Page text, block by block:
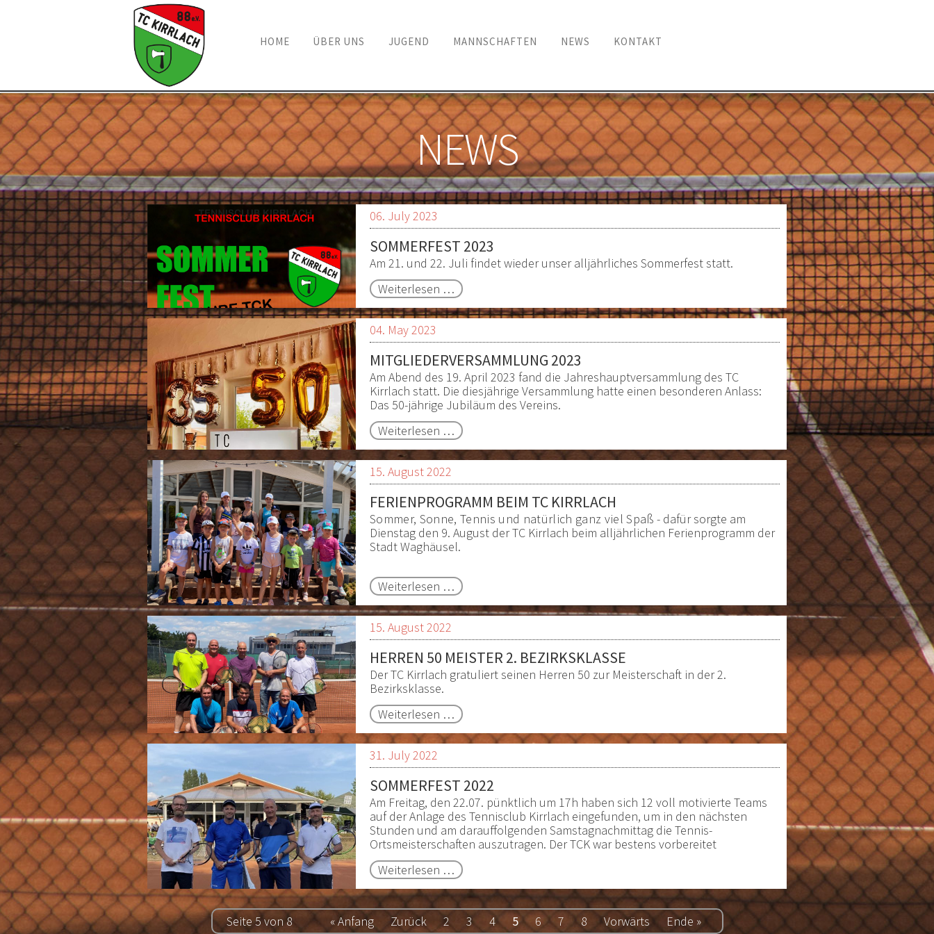
Navigation
HOME ÜBER UNS JUGEND MANNSCHAFTEN NEWS KONTAKT
NEWS
06. July 2023
SOMMERFEST 2023
Am 21. und 22. Juli findet wieder unser alljährliches Sommerfest statt.
Weiterlesen … Sommerfest
2023
04. May 2023
MITGLIEDERVERSAMMLUNG 2023
Am Abend des 19. April 2023 fand die Jahreshauptversammlung des TC
Kirrlach statt. Die diesjährige Versammlung hatte einen besonderen Anlass:
Das 50-jährige Jubiläum des Vereins.
Weiterlesen … Mitgliederversammlung
2023
15. August 2022
FERIENPROGRAMM BEIM TC KIRRLACH
Sommer, Sonne, Tennis und natürlich ganz viel Spaß - dafür sorgte am
Dienstag den 9. August der TC Kirrlach beim alljährlichen Ferienprogramm der
Stadt Waghäusel.
Weiterlesen … Ferienprogramm
beim
TC
Kirrlach
15. August 2022
HERREN 50 MEISTER 2. BEZIRKSKLASSE
Der TC Kirrlach gratuliert seinen Herren 50 zur Meisterschaft in der 2.
Bezirksklasse.
Weiterlesen … Herren
50
Meister
2.
Bezirksklasse
31. July 2022
SOMMERFEST 2022
Am Freitag, den 22.07. pünktlich um 17h haben sich 12 voll motivierte Teams
auf der Anlage des Tennisclub Kirrlach eingefunden, um in den nächsten
Stunden und am darauffolgenden Samstagnachmittag die Tennis-
Ortsmeisterschaften auszutragen. Der TCK war bestens vorbereitet
Weiterlesen … Sommerfest
2022
Seite 5 von 8 « Anfang Zurück 2 3 4 5 6 7 8 Vorwärts Ende »